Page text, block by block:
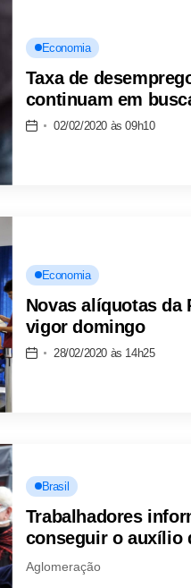
Economia
Taxa de
continuam em
02/02/2020 às 09h10
Economia
Novas alíquotas da
vigor domingo
28/02/2020 às 14h25
Brasil
Trabalhadores
conseguir o auxílio
Aglomeração